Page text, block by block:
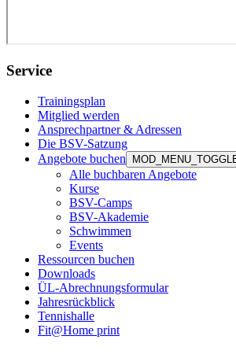
Service
Trainingsplan
Mitglied werden
Ansprechpartner & Adressen
Die BSV-Satzung
Angebote buchen
Alle buchbaren Angebote
Kurse
BSV-Camps
BSV-Akademie
Schwimmen
Events
Ressourcen buchen
Downloads
ÜL-Abrechnungsformular
Jahresrückblick
Tennishalle
Fit@Home print